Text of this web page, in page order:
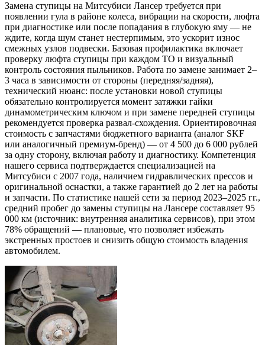
Замена ступицы на Митсубиси Лансер требуется при
появлении гула в районе колеса, вибрации на скорости, люфта
при диагностике или после попадания в глубокую яму — не
ждите, когда шум станет нестерпимым, это ускорит износ
смежных узлов подвески. Базовая профилактика включает
проверку люфта ступицы при каждом ТО и визуальный
контроль состояния пыльников. Работа по замене занимает 2–
3 часа в зависимости от стороны (передняя/задняя),
технический нюанс: после установки новой ступицы
обязательно контролируется момент затяжки гайки
динамометрическим ключом и при замене передней ступицы
рекомендуется проверка развал-схождения. Ориентировочная
стоимость с запчастями бюджетного варианта (аналог SKF
или аналогичный премиум-бренд) — от 4 500 до 6 000 рублей
за одну сторону, включая работу и диагностику. Компетенция
нашего сервиса подтверждается специализацией на
Митсубиси с 2007 года, наличием гидравлических прессов и
оригинальной оснастки, а также гарантией до 2 лет на работы
и запчасти. По статистике нашей сети за период 2023–2025 гг.,
средний пробег до замены ступицы на Лансере составляет 95
000 км (источник: внутренняя аналитика сервисов), при этом
78% обращений — плановые, что позволяет избежать
экстренных простоев и снизить общую стоимость владения
автомобилем.